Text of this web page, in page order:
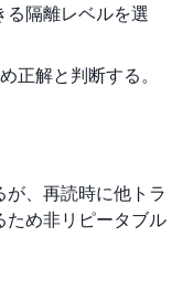
隔離レベルを選
正解と判断する。
、再読時に他トラ
ため非リピータブル